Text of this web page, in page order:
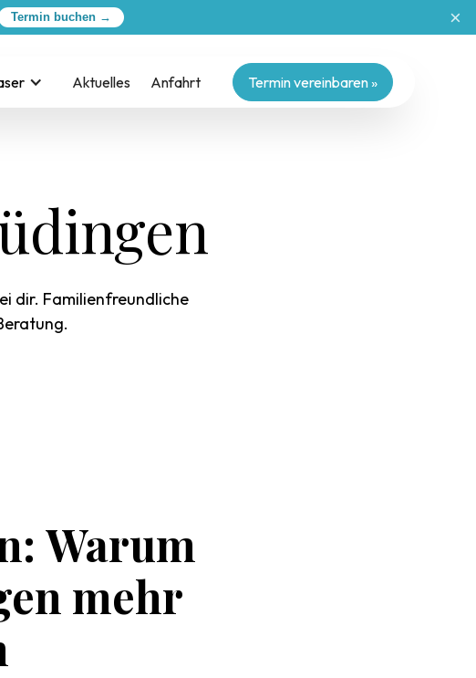
Termin buchen → ×
Aktuelles Anfahrt Termin vereinbaren »
dir. Familienfreundliche
Warum
mehr